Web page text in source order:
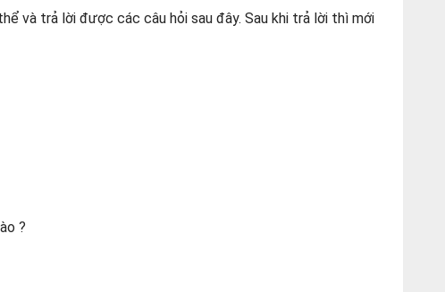
và trả lời được các câu hỏi sau đây. Sau khi trả lời thì mới
?